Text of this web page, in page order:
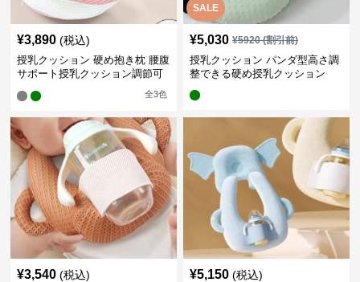
¥3,890 (税込)
授乳クッション 硬め抱き枕 腰腹
サポート授乳クッション調節可
全3色
SALE
¥5,030 ¥5920(割引前)
授乳クッション パンダ型高さ調
整できる硬め授乳クッション
¥3,540 (税込) ¥5,150 (税込)